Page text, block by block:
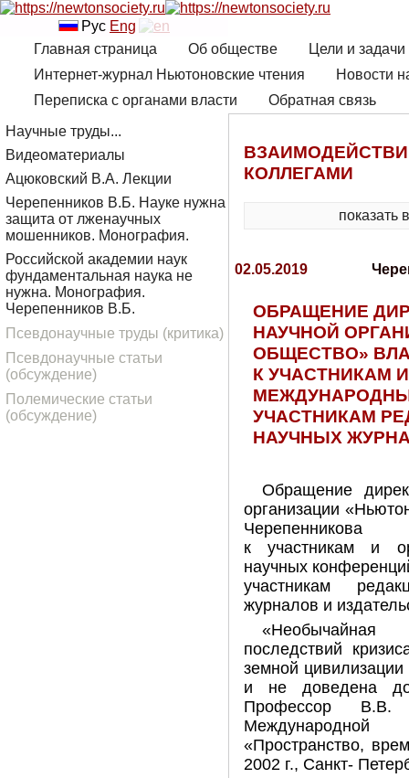
Рус Eng
Главная страница
Об обществе
Цели и
Интернет-журнал Ньютоновские чтения
Новости
Переписка с органами власти
Обратная связь
КОЛЛЕГАМИ
показать
02.05.2019
ОБРАЩЕНИЕ
НАУЧНОЙ
ОБЩЕСТВО»
К УЧАСТНИКАМ
УЧАСТНИКАМ
НАУЧНЫХ
Обращение
организации
Черепенникова
к участникам и
научных
участникам
журналов и
последствий
земной
и не доведена
Профессор В.В.
«Пространство,
2002 г., Санкт-
Научные труды...
Видеоматериалы
Ацюковский В.А. Лекции
Черепенников В.Б. Науке нужна
защита от лженаучных
мошенников. Монография.
Российской академии наук
фундаментальная наука не
нужна. Монография.
Черепенников В.Б.
Псевдонаучные труды (критика)
Псевдонаучные статьи
(обсуждение)
Полемические статьи
(обсуждение)